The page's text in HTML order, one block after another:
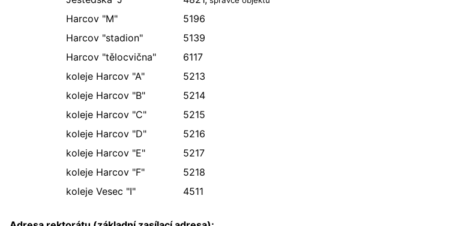
Harcov "M"
5196
Harcov "stadion"
5139
Harcov "tělocvična"
6117
koleje Harcov "A"
5213
koleje Harcov "B"
5214
koleje Harcov "C"
5215
koleje Harcov "D"
5216
koleje Harcov "E"
5217
koleje Harcov "F"
5218
koleje Vesec "I"
4511